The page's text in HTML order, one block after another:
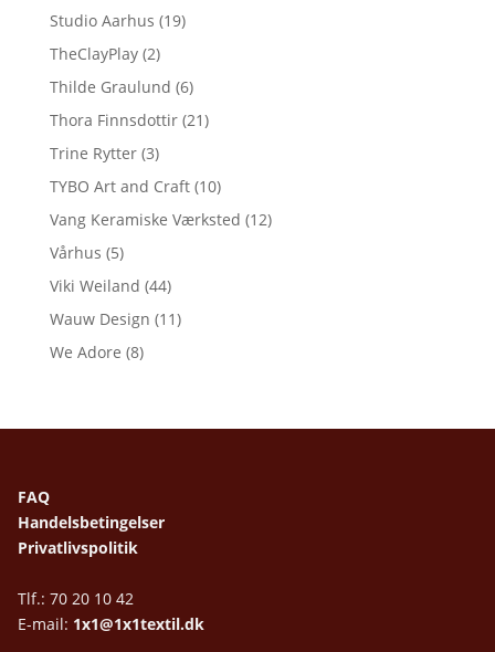
Studio Aarhus (19)
TheClayPlay (2)
Thilde Graulund (6)
Thora Finnsdottir (21)
Trine Rytter (3)
TYBO Art and Craft (10)
Vang Keramiske Værksted (12)
Vårhus (5)
Viki Weiland (44)
Wauw Design (11)
We Adore (8)
FAQ
Handelsbetingelser
Privatlivspolitik
Tlf.: 70 20 10 42
E-mail: 1x1@1x1textil.dk